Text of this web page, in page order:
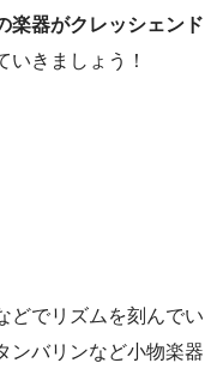
楽器がクレッシェンド
いきましょう！
どでリズムを刻んでい
ンバリンなど小物楽器